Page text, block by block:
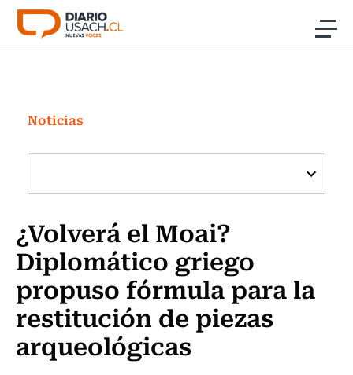
Click acá para ir directamente al contenido
Investigación
Cultura
Programas Radio y TV Usach
Noticias
¿Volverá el Moai?
Diplomático griego
propuso fórmula para la
restitución de piezas
arqueológicas